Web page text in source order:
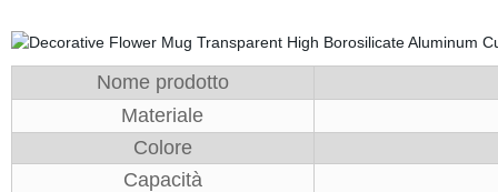
Nome prodotto
Materiale
Colore
Capacità